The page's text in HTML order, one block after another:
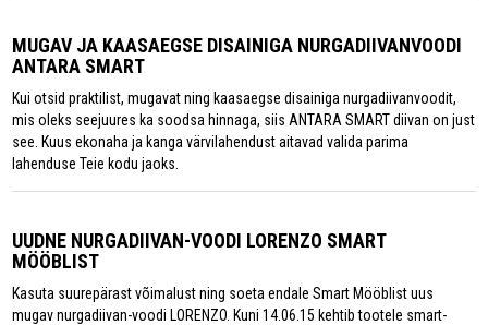
MUGAV JA KAASAEGSE DISAINIGA NURGADIIVANVOODI
ANTARA SMART
Kui otsid praktilist, mugavat ning kaasaegse disainiga nurgadiivanvoodit,
mis oleks seejuures ka soodsa hinnaga, siis ANTARA SMART diivan on just
see. Kuus ekonaha ja kanga värvilahendust aitavad valida parima
lahenduse Teie kodu jaoks.
UUDNE NURGADIIVAN-VOODI LORENZO SMART
MÖÖBLIST
Kasuta suurepärast võimalust ning soeta endale Smart Mööblist uus
mugav nurgadiivan-voodi LORENZO. Kuni 14.06.15 kehtib tootele smart-